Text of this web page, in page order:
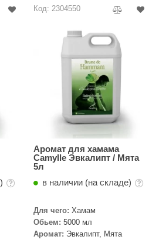
Код: 2304550
Аромат для хамама
Camylle Эвкалипт / Мята
5л
в наличии (на складе)
Для чего: Хамам
Обьем: 5000 мл
Аромат: Эвкалипт, Мята